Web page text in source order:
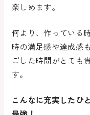
楽しめます。
何より、作っている
時の満足感や達成感
ごした時間がとても
す。
こんなに充実したひ